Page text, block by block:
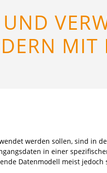
MIT
werden sollen, sind in
in einer
Datenmodell meist jedoch